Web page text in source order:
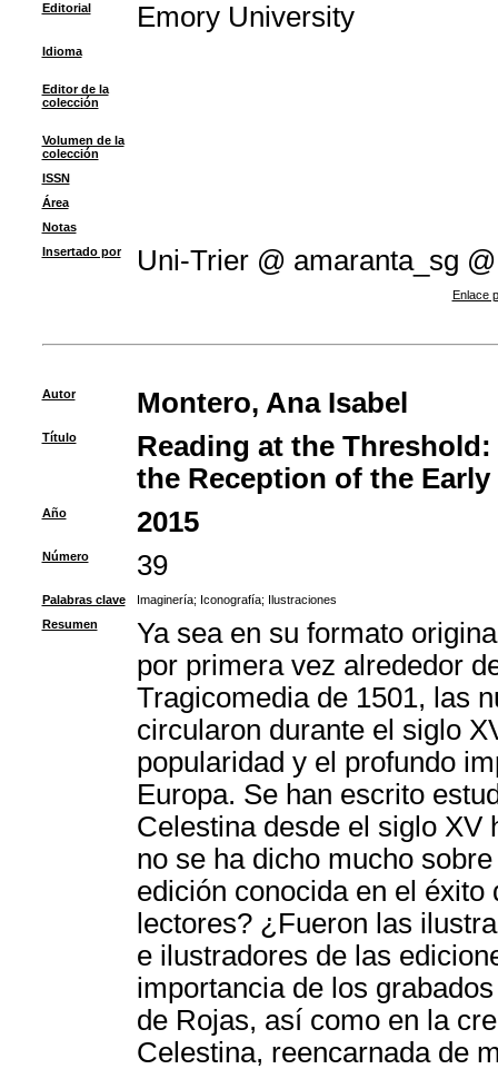
Editorial
Emory University
Idioma
Editor de la
colección
Volumen de la
colección
ISSN
Área
Notas
Insertado por
Uni-Trier @ amaranta_sg @
Enlace
Autor Montero, Ana Isabel
Título
Reading at the
the Reception of the
Año 2015
Número 39
Palabras clave Imaginería; Iconografía; Ilustraciones
Resumen
Ya sea en su formato
por primera vez alrededor
Tragicomedia de 1501, las
circularon durante el siglo
popularidad y el profundo
Europa. Se han escrito
Celestina desde el siglo XV
no se ha dicho mucho
edición conocida en el
lectores? ¿Fueron las
e ilustradores de las
importancia de los
de Rojas, así como en la
Celestina, reencarnada de